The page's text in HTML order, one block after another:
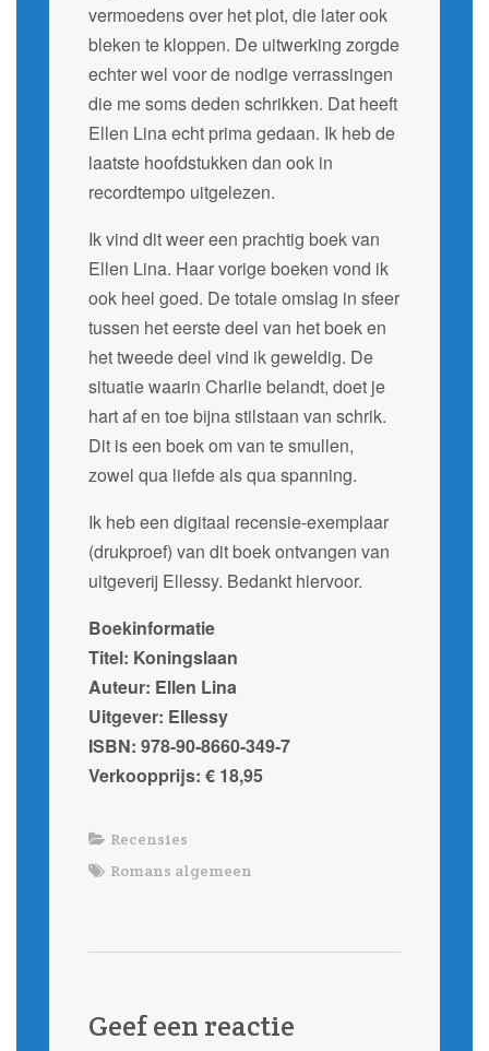
vermoedens over het plot, die later ook
bleken te kloppen. De uitwerking zorgde
echter wel voor de nodige verrassingen
die me soms deden schrikken. Dat heeft
Ellen Lina echt prima gedaan. Ik heb de
laatste hoofdstukken dan ook in
recordtempo uitgelezen.
Ik vind dit weer een prachtig boek van
Ellen Lina. Haar vorige boeken vond ik
ook heel goed. De totale omslag in sfeer
tussen het eerste deel van het boek en
het tweede deel vind ik geweldig. De
situatie waarin Charlie belandt, doet je
hart af en toe bijna stilstaan van schrik.
Dit is een boek om van te smullen,
zowel qua liefde als qua spanning.
Ik heb een digitaal recensie-exemplaar
(drukproef) van dit boek ontvangen van
uitgeverij Ellessy. Bedankt hiervoor.
Boekinformatie
Titel: Koningslaan
Auteur: Ellen Lina
Uitgever: Ellessy
ISBN: 978-90-8660-349-7
Verkoopprijs: € 18,95
Recensies
Romans algemeen
Geef een reactie